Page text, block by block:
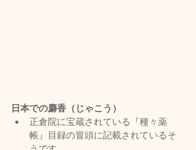
日本での麝香（じゃこう）
正倉院に宝蔵されている『種々薬
帳』目録の冒頭に記載されているそ